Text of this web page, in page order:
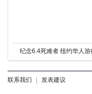
联系我们 发表建议